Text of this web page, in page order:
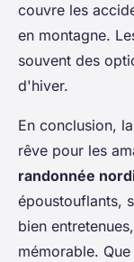
couvre les
en montagne.
souvent des
d'hiver.
En conclusion, la
rêve pour les
randonnée
époustouflants,
bien
mémorable.